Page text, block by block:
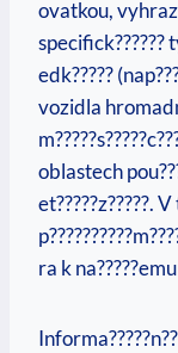
ovatkou,
specifick??????
edk?????
vozidla
oblastech
et?????z?????.
ra k